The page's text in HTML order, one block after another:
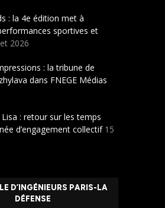
: la 4e édition met à
sportives et
2026
: la tribune de
dans FNEGE Médias
: retour sur les temps
d’engagement collectif 15
D’INGÉNIEURS PARIS-LA
DÉFENSE